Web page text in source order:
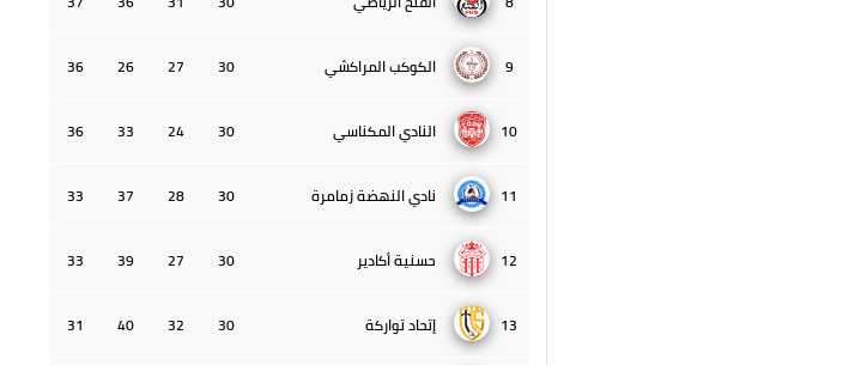
9 الكوكب المراكشي 30
27
26
36
10 النادي المكناسي 30
24
33
36
11 نادي النهضة زمامرة 30
28
37
33
12 حسنية أكادير 30
27
39
33
13 إتحاد تواركة 30
32
40
31